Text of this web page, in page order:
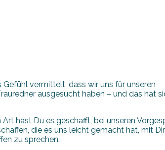
vermittelt, dass wir uns für unseren
ausgesucht haben – und das hat
hast Du es geschafft, bei unseren
die es uns leicht gemacht hat, mit
zu sprechen.